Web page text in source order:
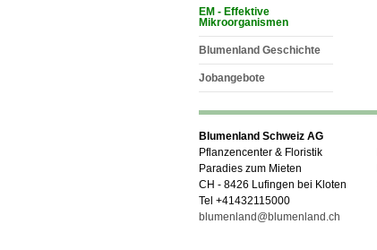
EM - Effektive
Mikroorganismen
Blumenland Geschichte
Jobangebote
Blumenland Schweiz AG
Pflanzencenter & Floristik
Paradies zum Mieten
CH - 8426 Lufingen bei Kloten
Tel +41432115000
blumenland@blumenland.ch